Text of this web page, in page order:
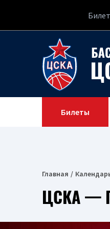
Билеты
Главная
ЦСКА —